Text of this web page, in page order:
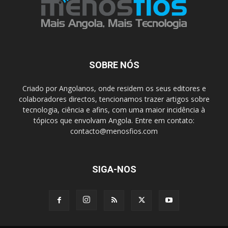
SOBRE NÓS
Criado por Angolanos, onde residem os seus editores e
colaboradores directos, tencionamos trazer artigos sobre
tecnologia, ciência e afins, com uma maior incidência à
tópicos que envolvam Angola. Entre em contato:
contacto@menosfios.com
SIGA-NOS